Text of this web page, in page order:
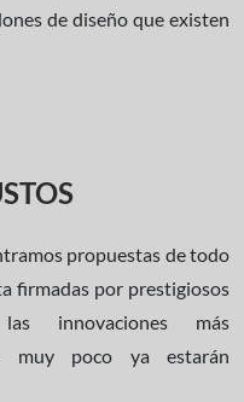
de diseño que existen
propuestas de todo
firmadas por prestigiosos
innovaciones más
muy poco ya estarán